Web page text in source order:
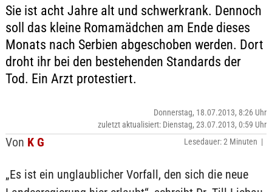
Sie ist acht Jahre alt und schwerkrank. Dennoch
soll das kleine Romamädchen am Ende dieses
Monats nach Serbien abgeschoben werden. Dort
droht ihr bei den bestehenden Standards der
Tod. Ein Arzt protestiert.
Von K G
Donnerstag, 18.07.2013, 8:26 Uhr
zuletzt aktualisiert: Dienstag, 23.07.2013, 0:59 Uhr
Lesedauer: 2 Minuten |
„Es ist ein unglaublicher Vorfall, den sich die neue